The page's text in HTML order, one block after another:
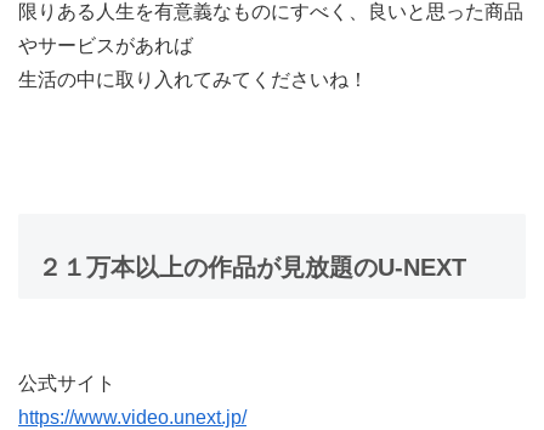
限りある人生を有意義なものにすべく、良いと思った商品
やサービスがあれば
生活の中に取り入れてみてくださいね！
２１万本以上の作品が見放題のU-NEXT
公式サイト
https://www.video.unext.jp/